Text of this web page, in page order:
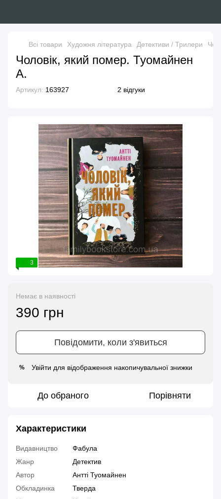
Всі товари Художня література Детективи / Трилери
Чоловік, який помер. Туомайнен
А.
Артикул: 163927 2 відгуки
3
Немає в наявності
390 грн
Повідомити, коли з'явиться
% Увійти для відображення накопичувальної знижки
До обраного Порівняти
Характеристики
Видавництво
Фабула
Жанр
Детектив
Автор
Антті Туомайнен
Обкладинка
Тверда